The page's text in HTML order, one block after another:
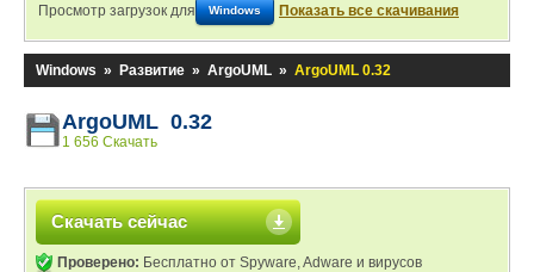
Просмотр загрузок для Windows Показать все скачивания
Windows » Развитие » ArgoUML » ArgoUML 0.32
ArgoUML 0.32
1 656 Скачать
Скачать сейчас
Проверено: Бесплатно от Spyware, Adware и вирусов